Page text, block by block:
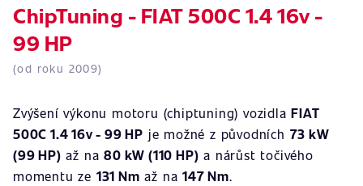
ChipTuning - FIAT 500C 1.4 16v -
99 HP
(od roku 2009)
Zvýšení výkonu motoru (chiptuning) vozidlaFIAT
500C 1.4 16v - 99 HP je možné z původních 73 kW
(99 HP) až na80 kW (110 HP) a nárůst točivého
momentu ze 131 Nm až na147 Nm.